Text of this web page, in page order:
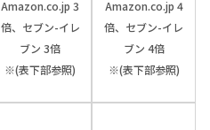
Amazon.co.jp 3
倍、セブン-イレ
ブン 3倍
※(表下部参照)
Amazon.co.jp 4
倍、セブン-イレ
ブン 4倍
※(表下部参照)